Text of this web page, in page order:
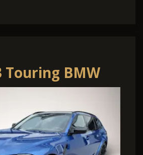
Touring BMW
390 kW (530